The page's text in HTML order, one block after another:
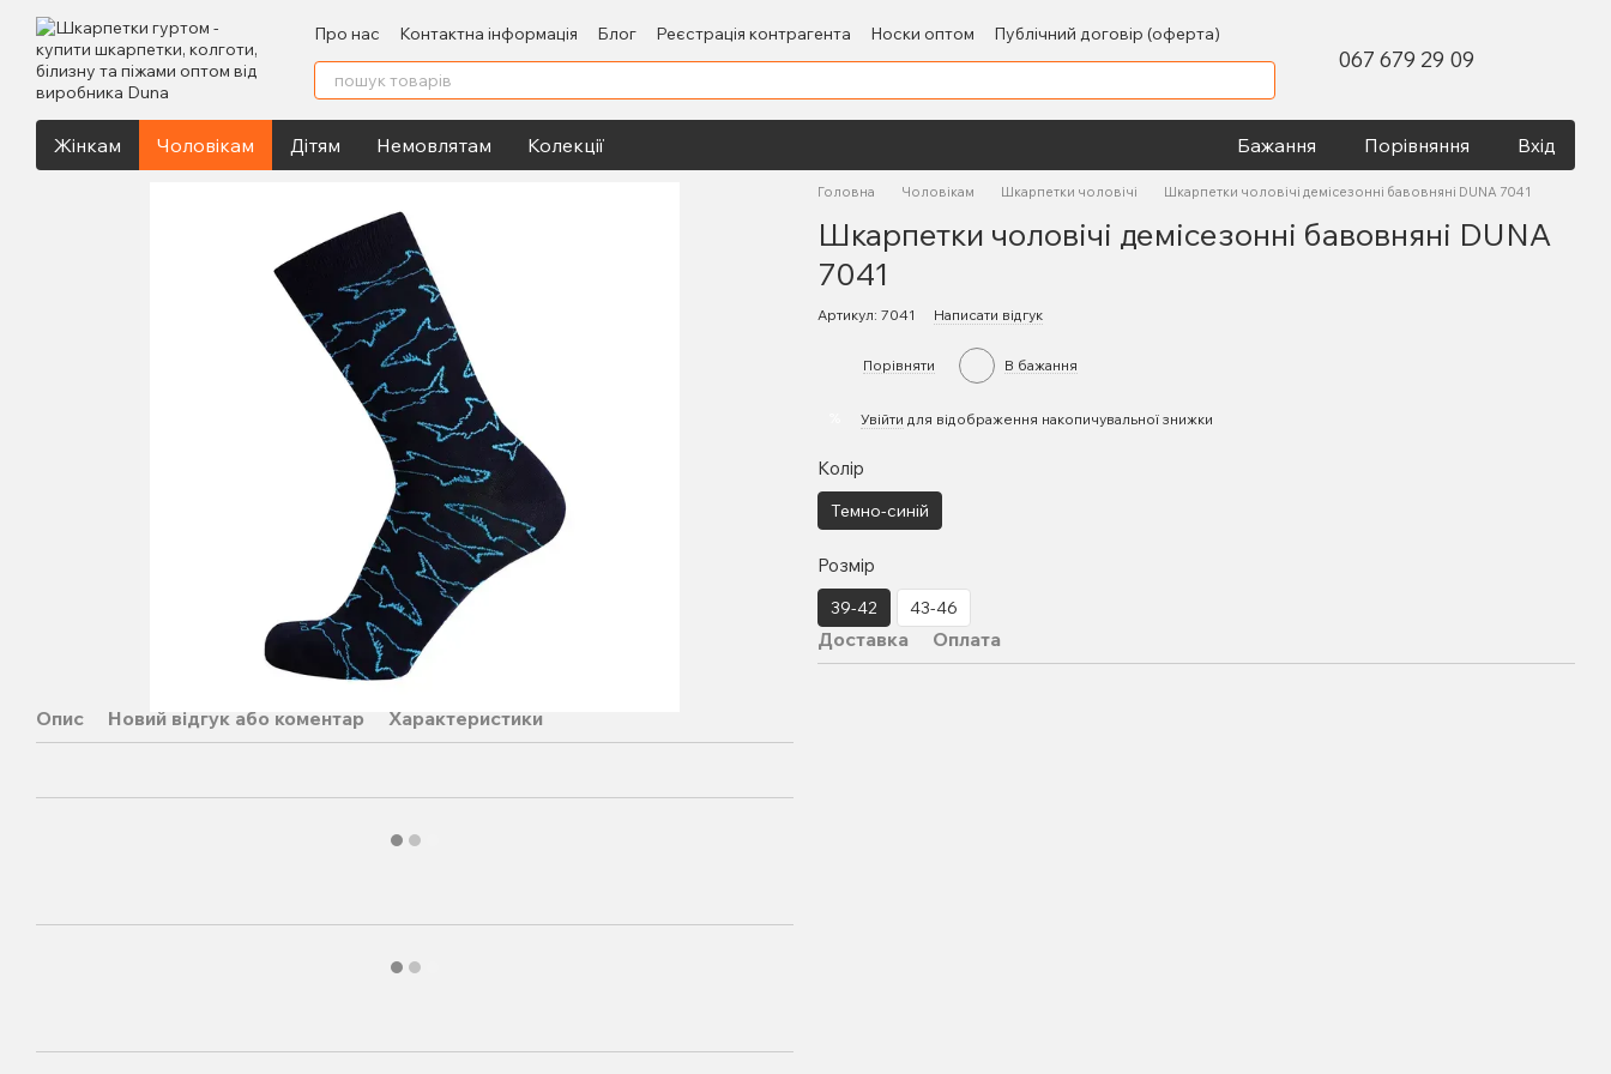
Перейти до основного контенту
Про нас Контактна інформація Блог Реєстрація контрагента Носки оптом Публічний договір (оферта)
067 679 29 09
Жінкам Чоловікам Дітям Немовлятам Колекції Бажання Порівняння Вхід
Опис Новий відгук або коментар Характеристики
Головна Чоловікам Шкарпетки чоловічі Шкарпетки чоловічі демісезонні бавовняні DUNA 7041
Шкарпетки чоловічі демісезонні бавовняні DUNA
7041
Артикул: 7041 Написати відгук
Порівняти В бажання
Увійти для відображення накопичувальної знижки
Колір
Темно-синій
Розмір
39-42 43-46
Доставка Оплата